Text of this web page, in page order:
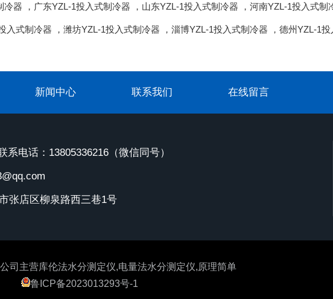
冷器 ， 广东YZL-1投入式制冷器 ， 山东YZL-1投入式制冷器 ， 河南YZL-1投入式制
入式制冷器 ， 潍坊YZL-1投入式制冷器 ， 淄博YZL-1投入式制冷器 ， 德州YZL-1
新闻中心 联系我们 在线留言
电话：13805336216（微信同号）
张店区柳泉路西三巷1号
司主营库伦法水分测定仪,电量法水分测定仪,原理简单
鲁ICP备2023013293号-1